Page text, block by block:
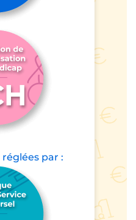
réglées par :